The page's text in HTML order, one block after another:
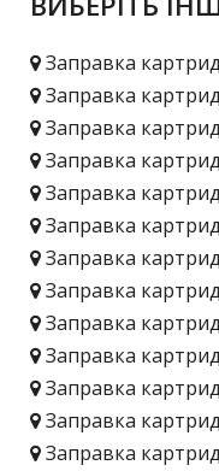
Заправка
Заправка
Заправка
Заправка
Заправка
Заправка
Заправка
Заправка
Заправка
Заправка
Заправка
Заправка
Заправка